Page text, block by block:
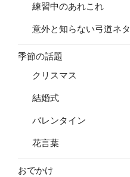
練習中のあれこれ
意外と知らない弓道ネタ
季節の話題
クリスマス
結婚式
バレンタイン
花言葉
おでかけ